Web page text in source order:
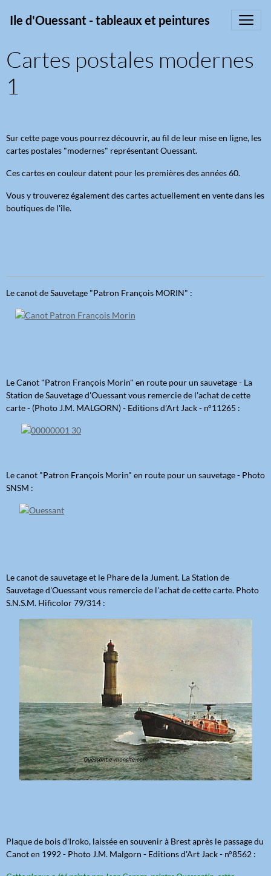
Ile d'Ouessant - tableaux et peintures
Cartes postales modernes
1
Sur cette page vous pourrez découvrir, au fil de leur mise en ligne, les
cartes postales "modernes" représentant Ouessant.
Ces cartes en couleur datent pour les premières des années 60.
Vous y trouverez également des cartes actuellement en vente dans les
boutiques de l'île.
Le canot de Sauvetage "Patron François MORIN" :
Le Canot "Patron François Morin" en route pour un sauvetage - La
Station de Sauvetage d'Ouessant vous remercie de l'achat de cette
carte - (Photo J.M. MALGORN) - Editions d'Art Jack - n°11265 :
Le canot "Patron François Morin" en route pour un sauvetage - Photo
SNSM :
Le canot de sauvetage et le Phare de la Jument. La Station de
Sauvetage d'Ouessant vous remercie de l'achat de cette carte. Photo
S.N.S.M. Hificolor 79/314 :
Plaque de bois d'Iroko, laissée en souvenir à Brest après le passage du
Canot en 1992 - Photo J.M. Malgorn - Editions d'Art Jack - n°8562 :